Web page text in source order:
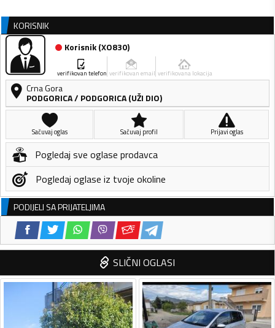
KORISNIK
Korisnik(XO830)
verifikovan telefon verifikovan email verifikovana lokacija
Crna Gora
PODGORICA/ PODGORICA (UŽI DIO)
Sačuvaj oglas Sačuvaj profil Prijavi oglas
Pogledaj sve oglase prodavca
Pogledaj oglase iz tvoje okoline
PODIJELI SA PRIJATELJIMA
SLIČNI OGLASI